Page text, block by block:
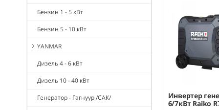
Бензин 1 - 5 кВт
Бензин 5 - 10 кВт
YANMAR
Дизель 4 - 6 кВт
Дизель 10 - 40 кВт
Генератор - Гагнуур /САК/ Инвертер
6/7кВт Raiko